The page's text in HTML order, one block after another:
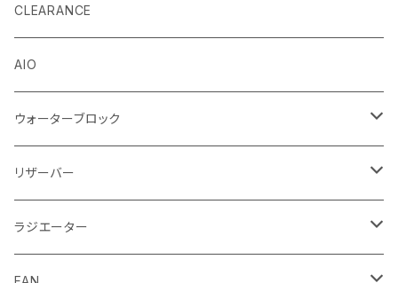
EK by LM Tek
Stealkey Customs (coming soon)
CLEARANCE
AIO
ウォーターブロック
CPUウォーターブロック
Intel
AMD
GPUウォーターブロック
NVIDIA
モノブロック
リザーバー
EK-RESチューブ（交換用）
EK-D5 Series
ラジエーター
ラジエーターサイズ240mm